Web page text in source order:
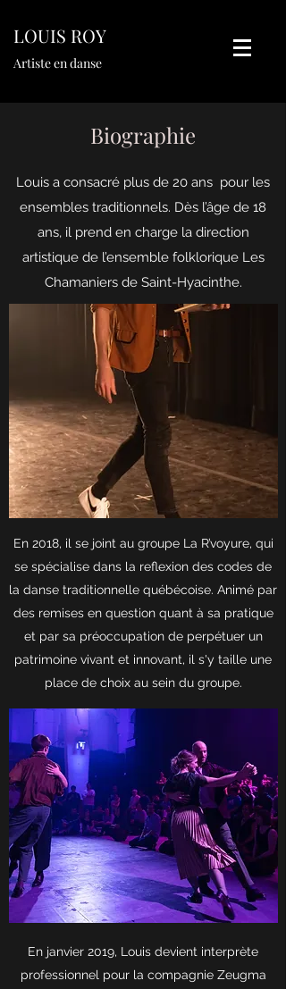
LOUIS ROY
Artiste en danse
Biographie
Louis a consacré plus de 20 ans pour les
ensembles traditionnels. Dès l’âge de 18
ans, il prend en charge la direction
artistique de l’ensemble folklorique Les
Chamaniers de Saint-Hyacinthe.
En 2018, il se joint au groupe La R’voyure, qui
se spécialise dans la reflexion des codes de
la danse traditionnelle québécoise. Animé par
des remises en question quant à sa pratique
et par sa préoccupation de perpétuer un
patrimoine vivant et innovant, il s'y taille une
place de choix au sein du groupe.
En janvier 2019, Louis devient interprète
professionnel pour la compagnie Zeugma